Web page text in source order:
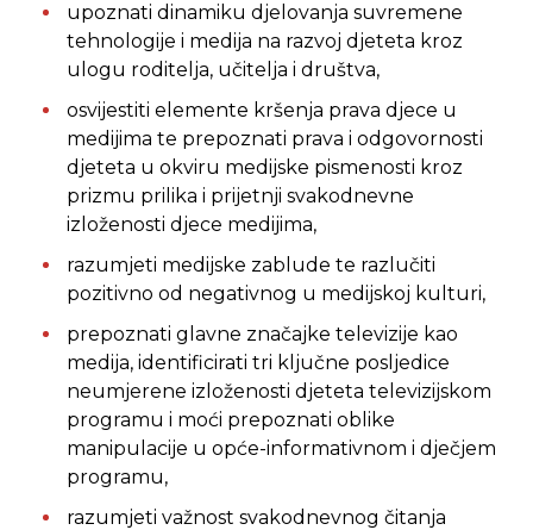
upoznati dinamiku djelovanja suvremene
tehnologije i medija na razvoj djeteta kroz
ulogu roditelja, učitelja i društva,
osvijestiti elemente kršenja prava djece u
medijima te prepoznati prava i odgovornosti
djeteta u okviru medijske pismenosti kroz
prizmu prilika i prijetnji svakodnevne
izloženosti djece medijima,
razumjeti medijske zablude te razlučiti
pozitivno od negativnog u medijskoj kulturi,
prepoznati glavne značajke televizije kao
medija, identificirati tri ključne posljedice
neumjerene izloženosti djeteta televizijskom
programu i moći prepoznati oblike
manipulacije u opće-informativnom i dječjem
programu,
razumjeti važnost svakodnevnog čitanja